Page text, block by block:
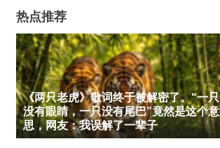
1
2
热点推荐
《两只老虎》歌词终于被解密了。“一只
没有眼睛，一只没有尾巴”竟然是这个意
思，网友：我误解了一辈子